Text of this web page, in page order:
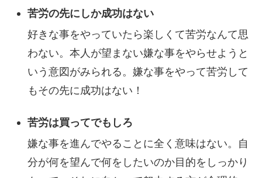
苦労の先にしか成功はない
好きな事をやっていたら楽しくて苦労なんて思
わない。本人が望まない嫌な事をやらせようと
いう意図がみられる。嫌な事をやって苦労して
もその先に成功はない！
苦労は買ってでもしろ
嫌な事を進んでやることに全く意味はない。自
分が何を望んで何をしたいのか目的をしっかり